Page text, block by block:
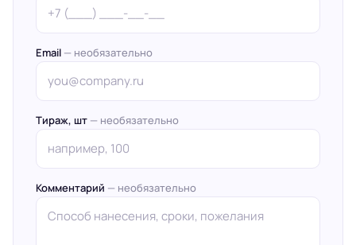
Email — необязательно
Тираж, шт — необязательно
Комментарий — необязательно